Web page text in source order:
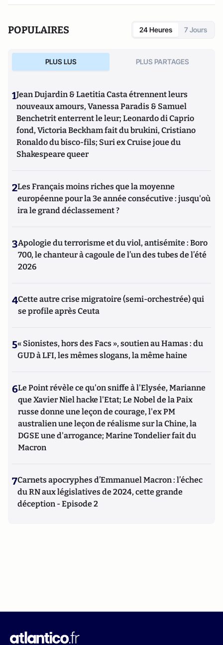
POPULAIRES 24 Heures 7 Jours
PLUS LUS PLUS PARTAGES
1Jean Dujardin & Laetitia Casta étrennent leurs
nouveaux amours, Vanessa Paradis & Samuel
Benchetrit enterrent le leur; Leonardo di Caprio
fond, Victoria Beckham fait du brukini, Cristiano
Ronaldo du bisco-fils; Suri ex Cruise joue du
Shakespeare queer
2Les Français moins riches que la moyenne
européenne pour la 3e année consécutive : jusqu'où
ira le grand déclassement ?
3Apologie du terrorisme et du viol, antisémite : Boro
700, le chanteur à cagoule de l’un des tubes de l’été
2026
4Cette autre crise migratoire (semi-orchestrée) qui
se profile après Ceuta
5« Sionistes, hors des Facs », soutien au Hamas : du
GUD à LFI, les mêmes slogans, la même haine
6Le Point révèle ce qu'on sniffe à l'Elysée, Marianne
que Xavier Niel hacke l'Etat; Le Nobel de la Paix
russe donne une leçon de courage, l'ex PM
australien une leçon de réalisme sur la Chine, la
DGSE une d'arrogance; Marine Tondelier fait du
Macron
7Carnets apocryphes d’Emmanuel Macron : l’échec
du RN aux législatives de 2024, cette grande
déception - Episode 2